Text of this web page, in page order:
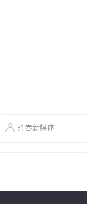
珲春新媒体